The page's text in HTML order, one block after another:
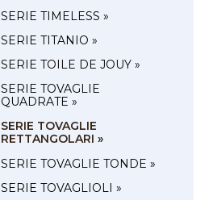
SERIE TIMELESS »
SERIE TITANIO »
SERIE TOILE DE JOUY »
SERIE TOVAGLIE
QUADRATE »
SERIE TOVAGLIE
RETTANGOLARI »
SERIE TOVAGLIE TONDE »
SERIE TOVAGLIOLI »